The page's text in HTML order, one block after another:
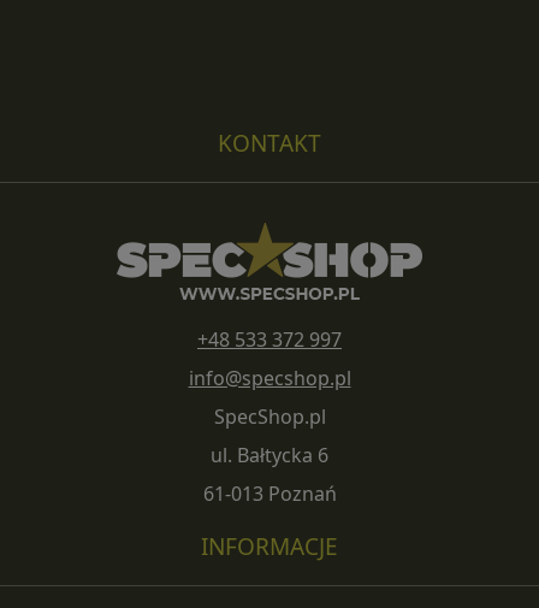
KONTAKT
+48 533 372 997
info@specshop.pl
SpecShop.pl
ul. Bałtycka 6
61-013 Poznań
INFORMACJE